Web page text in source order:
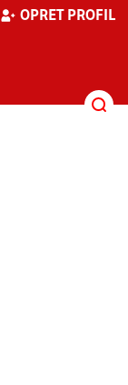
OPRET PROFIL